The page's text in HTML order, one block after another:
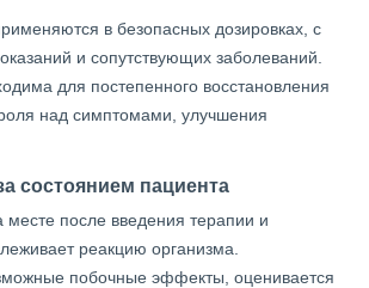
в безопасных дозировках, с
и сопутствующих заболеваний.
для постепенного восстановления
над симптомами, улучшения
состоянием пациента
месте после введения терапии и
реакцию организма.
побочные эффекты, оценивается